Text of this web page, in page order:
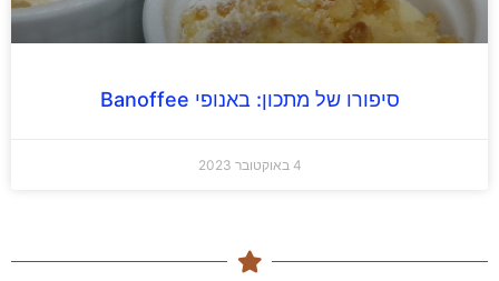
סיפורו של מתכון: באנופי Banoffee